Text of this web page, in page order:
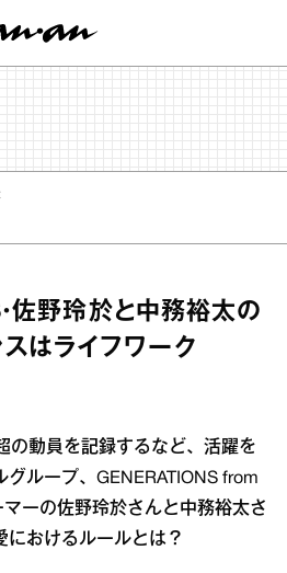
佐野玲於と中務裕太の
スはライフワーク
の動員を記録するなど、活躍を
ループ、GENERATIONS from
マーの佐野玲於さんと中務裕太さ
におけるルールとは？